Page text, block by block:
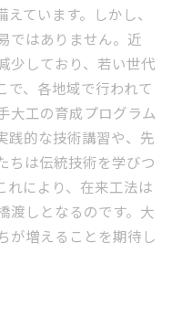
ています。しかし、
ではありません。近
少しており、若い世代
で、各地域で行われて
大工の育成プログラム
践的な技術講習や、先
ちは伝統技術を学びつ
れにより、在来工法は
渡しとなるのです。大
が増えることを期待し